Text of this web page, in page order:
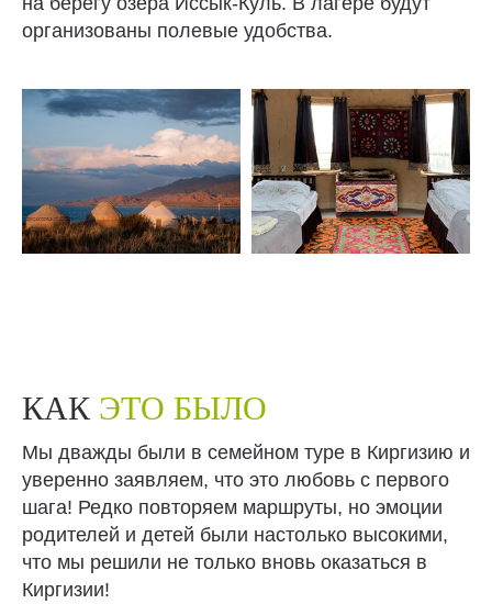
организованы полевые удобства.
КАК ЭТО БЫЛО
Мы дважды были в семейном туре в Киргизию и
уверенно заявляем, что это любовь с первого
шага! Редко повторяем маршруты, но эмоции
родителей и детей были настолько высокими,
что мы решили не только вновь оказаться в
Киргизии!